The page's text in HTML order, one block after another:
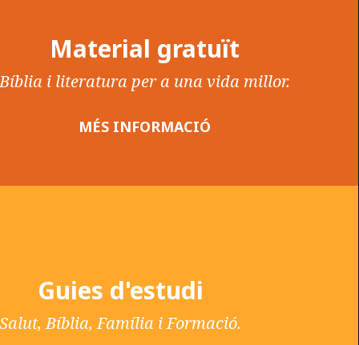
Material gratuït
Bíblia i literatura per a una vida millor.
MÉS INFORMACIÓ
Guies d'estudi
Salut, Bíblia, Família i Formació.